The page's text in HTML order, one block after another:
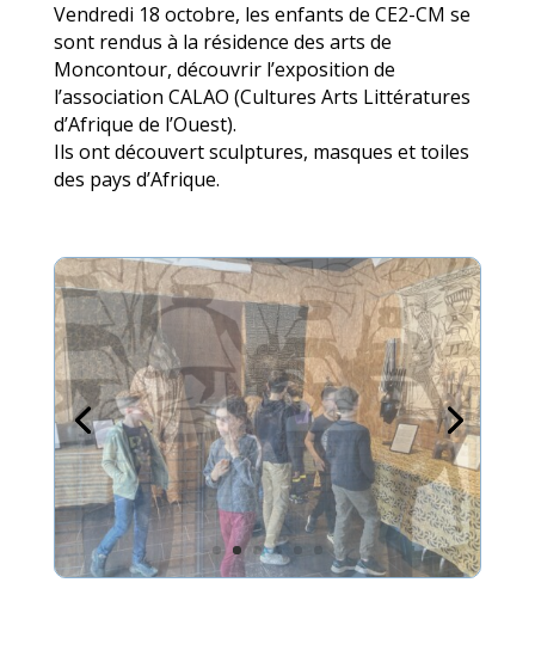
Vendredi 18 octobre, les enfants de CE2-CM se
sont rendus à la résidence des arts de
Moncontour, découvrir l’exposition de
l’association CALAO (Cultures Arts Littératures
d’Afrique de l’Ouest).
Ils ont découvert sculptures, masques et toiles
des pays d’Afrique.